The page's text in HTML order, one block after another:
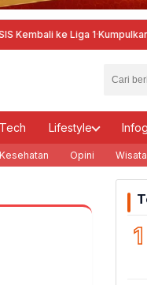
ke Liga 1·Kumpulkan Pelatih,
Tech Lifestyle
Kesehatan Opini Wisata
1